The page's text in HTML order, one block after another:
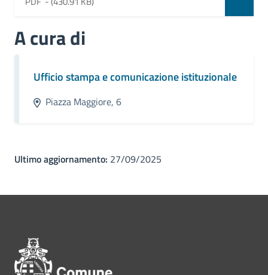
A cura di
Ufficio stampa e comunicazione istituzionale
Piazza Maggiore, 6
Ultimo aggiornamento: 27/09/2025